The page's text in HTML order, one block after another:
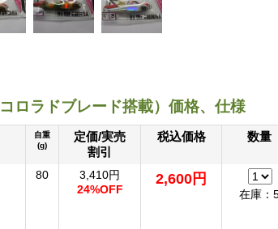
ロラドブレード搭載）価格、仕様
自重
(g)
定価/実売
割引
税込価格 数量
80
3,410円
24%OFF
2,600円
在庫：